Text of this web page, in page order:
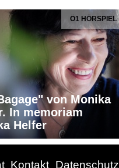
Andreas Beck
Ö1 HÖRSPIEL
von Monika
In memoriam
Helfer
Kontakt Datenschutz